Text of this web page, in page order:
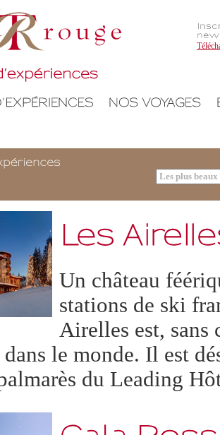
Un château
stations de ski
Airelles est, sans
le monde. Il est
du Leading